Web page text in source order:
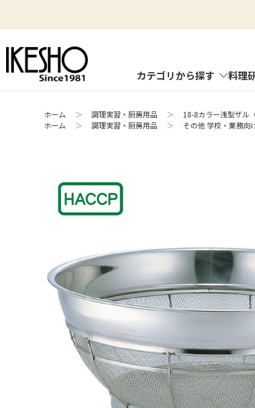
カテゴリから探す 料理
ホーム ＞ 調理実習・厨房用品 ＞
18-8カラー浅型ザ
ホーム
＞ 調理実習・厨房用品 ＞ その他 学校・業務向